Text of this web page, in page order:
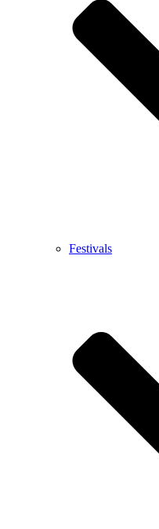
Festivals